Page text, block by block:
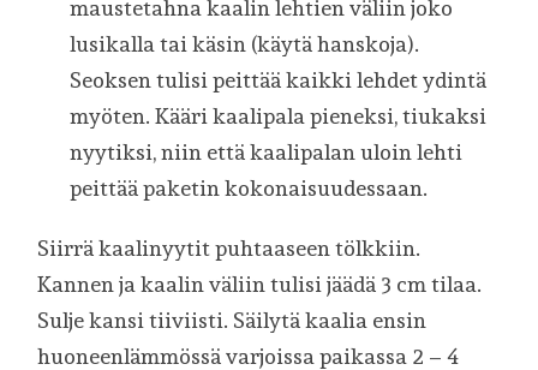
maustetahna kaalin lehtien väliin joko
lusikalla tai käsin (käytä hanskoja).
Seoksen tulisi peittää kaikki lehdet ydintä
myöten. Kääri kaalipala pieneksi, tiukaksi
nyytiksi, niin että kaalipalan uloin lehti
peittää paketin kokonaisuudessaan.
Siirrä kaalinyytit puhtaaseen tölkkiin.
Kannen ja kaalin väliin tulisi jäädä 3 cm tilaa.
Sulje kansi tiiviisti. Säilytä kaalia ensin
huoneenlämmössä varjoissa paikassa 2 – 4